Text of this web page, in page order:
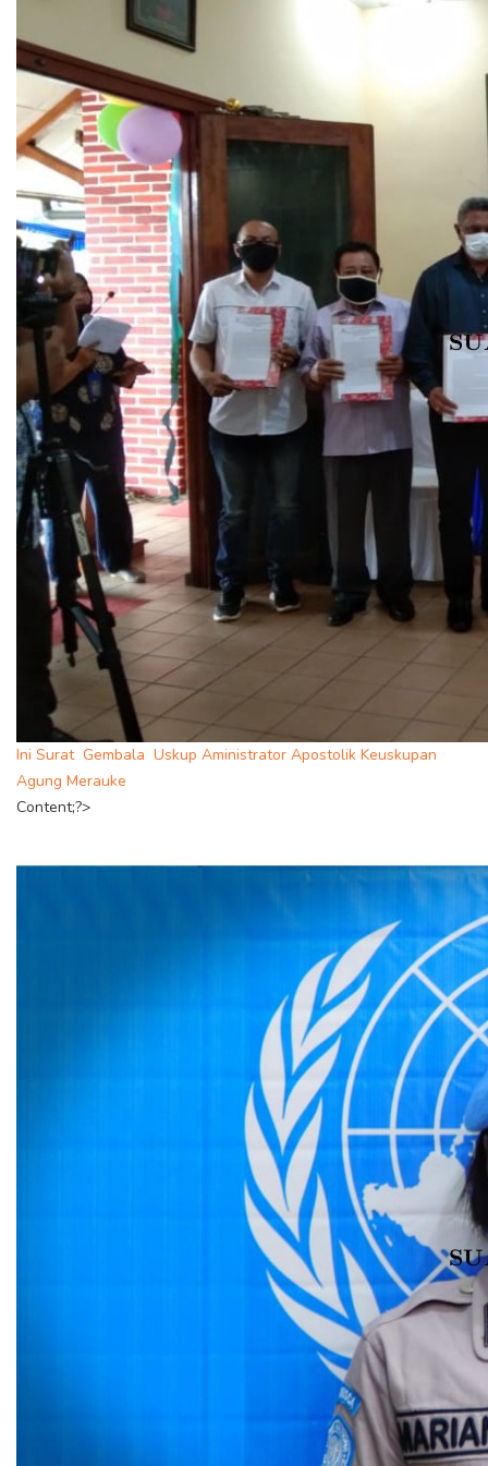
Ini Surat Gembala Uskup Aministrator Apostolik Keuskupan
Agung Merauke
Content;?>